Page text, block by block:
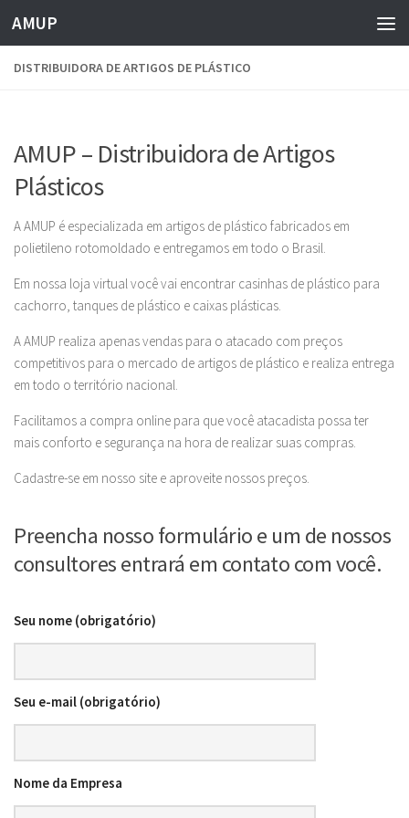
Skip to content
AMUP
DISTRIBUIDORA DE ARTIGOS DE PLÁSTICO
AMUP – Distribuidora de Artigos
Plásticos
A AMUP é especializada em artigos de plástico fabricados em
polietileno rotomoldado e entregamos em todo o Brasil.
Em nossa loja virtual você vai encontrar casinhas de plástico para
cachorro, tanques de plástico e caixas plásticas.
A AMUP realiza apenas vendas para o atacado com preços
competitivos para o mercado de artigos de plástico e realiza entrega
em todo o território nacional.
Facilitamos a compra online para que você atacadista possa ter
mais conforto e segurança na hora de realizar suas compras.
Cadastre-se em nosso site e aproveite nossos preços.
Preencha nosso formulário e um de nossos
consultores entrará em contato com você.
Seu nome (obrigatório)
Seu e-mail (obrigatório)
Nome da Empresa